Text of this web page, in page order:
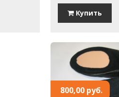
Купить
800,00 руб.